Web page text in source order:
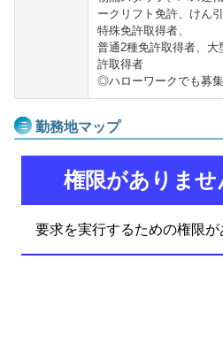
ークリフト免許、けん
特殊免許取得者、
普通2種免許取得者、
許取得者
◎ハローワークでも募集
勤務地マップ